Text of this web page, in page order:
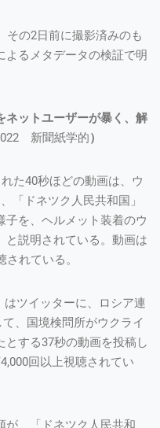
その2日前に撮影済みのも
るメタデータの検証で明
ットユーザーが暴く、解
新聞紙学的）
た40秒ほどの動画は、ウ
「ドネツク人民共和国」
を、ヘルメット装着のウ
と説明されている。動画は
されている。
はツイッターに、ロシア連
、国境検問所がウクライ
する37秒の動画を投稿し
回以上視聴されてい
が、「ドネツク人民共和